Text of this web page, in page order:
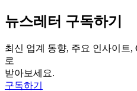
뉴스레터 구독하기
최신 업계 동향, 주요 인사이트,
로
받아보세요.
구독하기